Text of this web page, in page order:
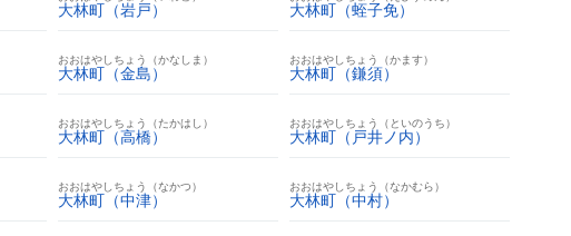
大林町（岩戸） 大林町（蛭子免）
おおはやしちょう（かなしま）
大林町（金島）
おおはやしちょう（かます）
大林町（鎌須）
おおはやしちょう（たかはし）
大林町（高橋）
おおはやしちょう（といのうち）
大林町（戸井ノ内）
おおはやしちょう（なかつ）
大林町（中津）
おおはやしちょう（なかむら）
大林町（中村）